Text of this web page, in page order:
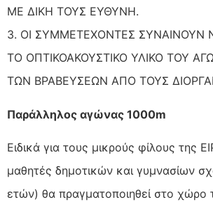
ΜΕ ΔΙΚΗ ΤΟΥΣ ΕΥΘΥΝΗ.
3. ΟΙ ΣΥΜΜΕΤΕΧΟΝΤΕΣ ΣΥΝΑΙΝΟΥΝ
ΤΟ ΟΠΤΙΚΟΑΚΟΥΣΤΙΚΟ ΥΛΙΚΟ ΤΟΥ
ΤΩΝ ΒΡΑΒΕΥΣΕΩΝ ΑΠΟ ΤΟΥΣ
Παράλληλος αγώνας 1000m
Ειδικά για τους μικρούς φίλους της
μαθητές δημοτικών και γυμνασίων
ετών) θα πραγματοποιηθεί στο χώρο